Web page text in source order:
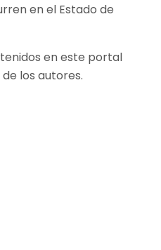
en el Estado de
en este portal
los autores.